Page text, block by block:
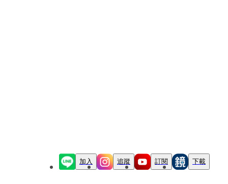
加入 追蹤 訂閱 下載